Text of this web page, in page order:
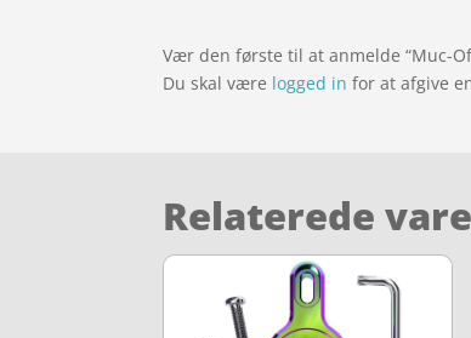
Vær den første til at anmelde “Muc-
Du skal være logged in for at afgive
Relaterede